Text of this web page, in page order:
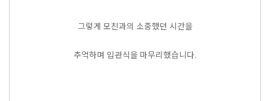
그렇게 모친과의 소중했던 시간을
추억하며 입관식을 마무리했습니다.